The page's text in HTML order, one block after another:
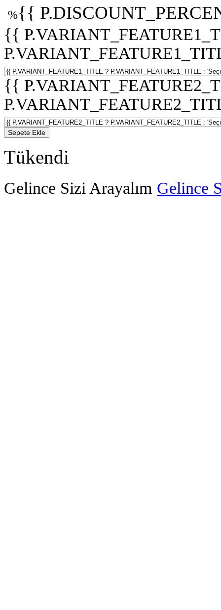
%{{
{{
{{
Sepete Ekle
Tükendi
Gelince Sizi Arayalım Gelince